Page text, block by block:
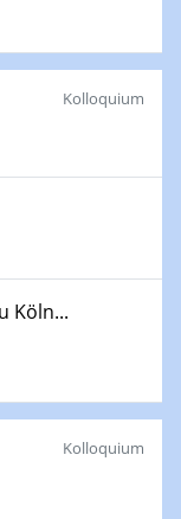
flow
(LOHC)
2D-
Dublin)
Kolloquium
Köln...
Kolloquium